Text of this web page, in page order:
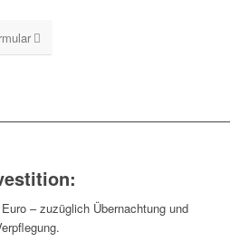
– zuzüglich Übernachtung und